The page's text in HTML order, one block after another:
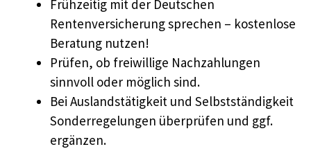
Frühzeitig mit der Deutschen
Rentenversicherung sprechen – kostenlose
Beratung nutzen!
Prüfen, ob freiwillige Nachzahlungen
sinnvoll oder möglich sind.
Bei Auslandstätigkeit und Selbstständigkeit
Sonderregelungen überprüfen und ggf.
ergänzen.